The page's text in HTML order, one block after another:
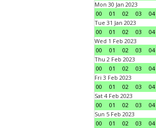
Mon 30 Jan 2023
00
01 02 03 04
Tue 31 Jan 2023
00
01 02 03 04
Wed 1 Feb 2023
00
01 02 03 04
Thu 2 Feb 2023
00
01 02 03 04
Fri 3 Feb 2023
00
01 02 03 04
Sat 4 Feb 2023
00
01 02 03 04
Sun 5 Feb 2023
00
01 02 03 04